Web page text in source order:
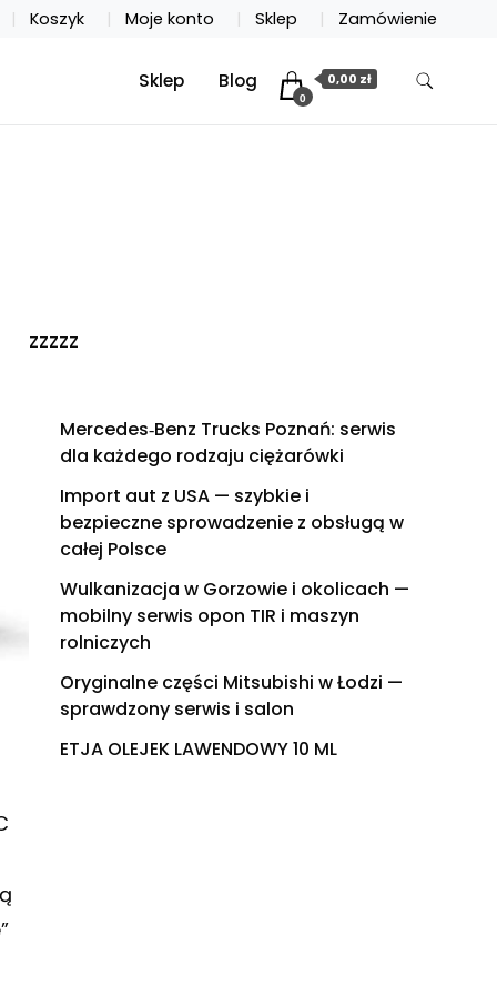
Koszyk Moje konto Sklep Zamówienie
Sklep Blog
0
0,00 zł
zzzzz
Mercedes‑Benz Trucks Poznań: serwis
dla każdego rodzaju ciężarówki
Import aut z USA — szybkie i
bezpieczne sprowadzenie z obsługą w
całej Polsce
Wulkanizacja w Gorzowie i okolicach —
mobilny serwis opon TIR i maszyn
rolniczych
Oryginalne części Mitsubishi w Łodzi —
sprawdzony serwis i salon
ETJA OLEJEK LAWENDOWY 10 ML